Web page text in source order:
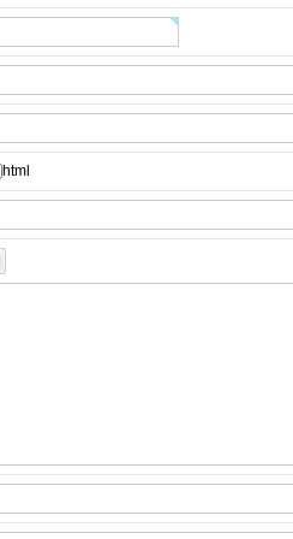
html